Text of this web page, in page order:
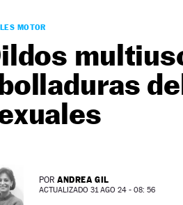
MOTOR
POR ANDREA GIL
ACTUALIZADO 31 AGO 24 - 08: 56